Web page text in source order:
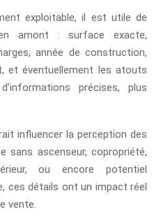
exploitable, il est utile de
amont : surface exacte,
année de construction,
et éventuellement les atouts
précises, plus
influencer la perception des
sans ascenseur, copropriété,
ou encore potentiel
ces détails ont un impact réel
vente.